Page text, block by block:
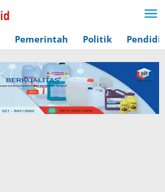
Pemerintah Politik